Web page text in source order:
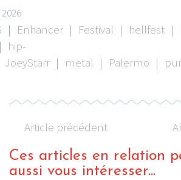
| Enhancer | Festival | hellfest |
hip-
JoeyStarr | metal | Palermo |
Article précédent
Ces articles en relation
aussi vous intéresser...